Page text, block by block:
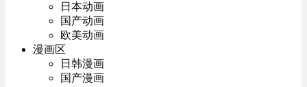
日本动画
国产动画
欧美动画
漫画区
日韩漫画
国产漫画